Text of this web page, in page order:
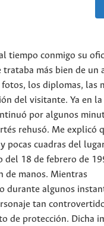
tiempo conmigo su
más bien de un
los diplomas, las
del visitante. Ya en
por algunos
rehusó. Me explicó
pocas cuadras del
del 18 de febrero de
de manos. Mientras
durante algunos
tan
de protección. Dicha